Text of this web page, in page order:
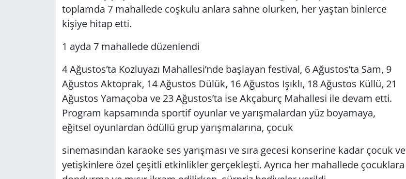
toplamda 7 mahallede coşkulu anlara sahne olurken, her yaştan binlerce
kişiye hitap etti.
1 ayda 7 mahallede düzenlendi
4 Ağustos’ta Kozluyazı Mahallesi’nde başlayan festival, 6 Ağustos’ta Sam, 9
Ağustos Aktoprak, 14 Ağustos Dülük, 16 Ağustos Işıklı, 18 Ağustos Küllü, 21
Ağustos Yamaçoba ve 23 Ağustos’ta ise Akçaburç Mahallesi ile devam etti.
Program kapsamında sportif oyunlar ve yarışmalardan yüz boyamaya,
eğitsel oyunlardan ödüllü grup yarışmalarına, çocuk
sinemasından karaoke ses yarışması ve sıra gecesi konserine kadar çocuk ve
yetişkinlere özel çeşitli etkinlikler gerçekleşti. Ayrıca her mahallede çocuklara